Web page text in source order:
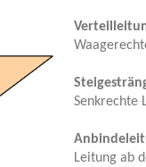
Senkrechte
Leitung ab